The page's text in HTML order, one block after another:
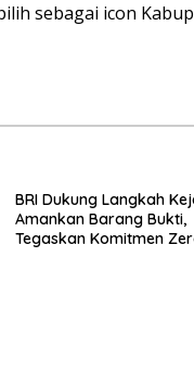
sebagai icon
BRI Dukung Langkah
Amankan Barang Bukti,
Tegaskan Komitmen